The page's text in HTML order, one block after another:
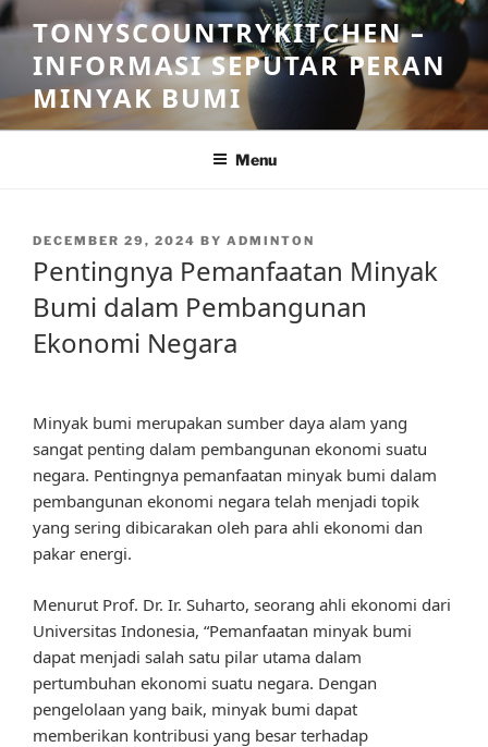
Skip
to
content
TONYSCOUNTRYKITCHEN –
INFORMASI SEPUTAR PERAN
MINYAK BUMI
Menu
POSTED
DECEMBER 29, 2024 BY ADMINTON
Pentingnya Pemanfaatan Minyak
Bumi dalam Pembangunan
Ekonomi Negara
Minyak bumi merupakan sumber daya alam yang
sangat penting dalam pembangunan ekonomi suatu
negara. Pentingnya pemanfaatan minyak bumi dalam
pembangunan ekonomi negara telah menjadi topik
yang sering dibicarakan oleh para ahli ekonomi dan
pakar energi.
Menurut Prof. Dr. Ir. Suharto, seorang ahli ekonomi dari
Universitas Indonesia, “Pemanfaatan minyak bumi
dapat menjadi salah satu pilar utama dalam
pertumbuhan ekonomi suatu negara. Dengan
pengelolaan yang baik, minyak bumi dapat
memberikan kontribusi yang besar terhadap